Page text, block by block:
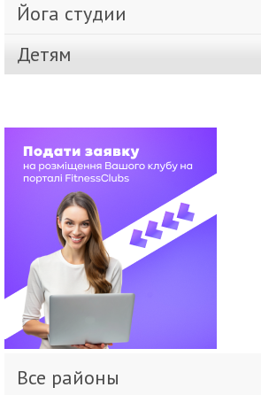
Йога студии
Детям
Все районы